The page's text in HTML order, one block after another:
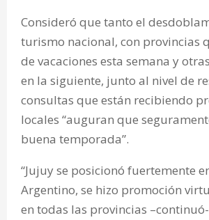
Consideró que tanto el
turismo nacional, con provincias
de vacaciones esta semana y
en la siguiente, junto al nivel de
consultas que están recibiendo
locales “auguran que
buena temporada”.
“Jujuy se posicionó fuertemente
Argentino, se hizo promoción
en todas las provincias